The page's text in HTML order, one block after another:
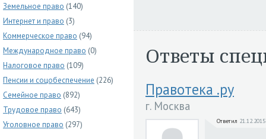
Земельное право (140)
Интернет и право (3)
Коммерческое право (94)
Международное право (0)
Налоговое право (109)
Пенсии и соцобеспечение (226)
Семейное право (892)
Трудовое право (643)
Уголовное право (297)
Ответы
Правотека .ру
г. Москва
Ответил